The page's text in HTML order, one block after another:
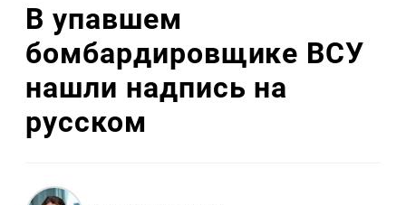
В упавшем
бомбардировщике ВСУ
нашли надпись на
русском